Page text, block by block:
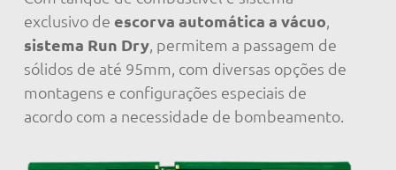
exclusivo de escorva automática a vácuo,
sistema Run Dry, permitem a passagem de
sólidos de até 95mm, com diversas opções de
montagens e configurações especiais de
acordo com a necessidade de bombeamento.